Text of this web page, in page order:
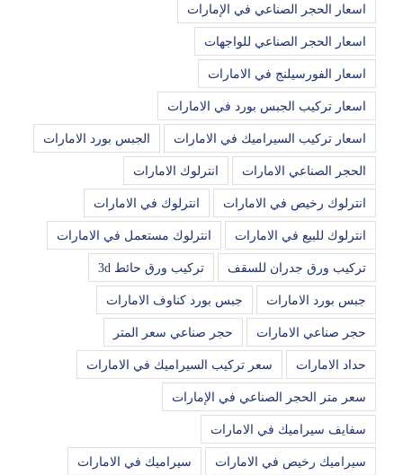
اسعار الحجر الصناعي في الإمارات
اسعار الحجر الصناعي للواجهات
اسعار الفورسيلنج في الامارات
اسعار تركيب الجبس بورد في الامارات
اسعار تركيب السيراميك في الامارات الجبس بورد الامارات
الحجر الصناعي الامارات انترلوك الامارات
انترلوك رخيص في الامارات انترلوك في الامارات
انترلوك للبيع في الامارات انترلوك مستعمل في الامارات
تركيب ورق جدران للسقف تركيب ورق حائط 3d
جبس بورد الامارات جبس بورد كناوف الامارات
حجر صناعي الامارات حجر صناعي سعر المتر
حداد الامارات سعر تركيب السيراميك في الامارات
سعر متر الحجر الصناعي في الإمارات
سفايف سيراميك في الامارات
سيراميك رخيص في الامارات سيراميك في الامارات